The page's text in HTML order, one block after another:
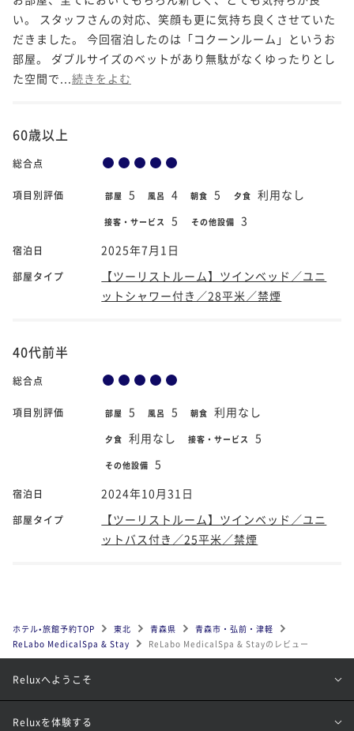
い。 スタッフさんの対応、笑顔も更に気持ち良くさせていた
だきました。 今回宿泊したのは「コクーンルーム」というお
部屋。 ダブルサイズのベットがあり無駄がなくゆったりとし
た空間で... 続きをよむ
60歳以上
総合点
項目別評価 部屋 5 風呂 4 朝食 5 夕食 利用なし
接客・サービス 5 その他設備 3
宿泊日 2025年7月1日
部屋タイプ
【ツーリストルーム】ツインベッド／ユニ
ットシャワー付き／28平米／禁煙
40代前半
総合点
項目別評価 部屋 5 風呂 5 朝食 利用なし
夕食 利用なし 接客・サービス 5
その他設備 5
宿泊日 2024年10月31日
部屋タイプ
【ツーリストルーム】ツインベッド／ユニ
ットバス付き／25平米／禁煙
ホテル•旅館予約TOP 東北 青森県
青森市・弘前・津軽
ReLabo MedicalSpa & Stay
ReLabo MedicalSpa & Stayのレビュー
Reluxへようこそ
Reluxを体験する